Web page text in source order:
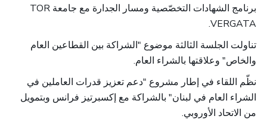
برنامج الشهادات التخصّصية ومسار الجدارة مع جامعة TOR
VERGATA.
تناولت الجلسة الثالثة موضوع "الشراكة بين القطاعين العام
والخاص" وعلاقتها بالشراء العام.
نظّم اللقاء في إطار مشروع "دعم تعزيز قدرات العاملين في
الشراء العام في لبنان" بالشراكة مع إكسبرتيز فرانس وبتمويل
من الاتحاد الأوروبي.